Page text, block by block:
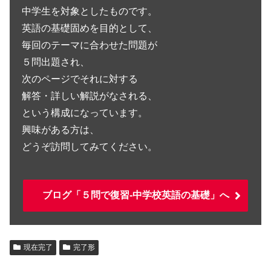
中学生を対象としたものです。
英語の基礎固めを目的として、
毎回のテーマに合わせた問題が
５問出題され、
次のページでそれに対する
解答・詳しい解説がなされる、
という構成になっています。
興味がある方は、
どうぞ訪問してみてください。
ブログ「５問で復習-中学校英語の基礎」へ
現在完了 完了形